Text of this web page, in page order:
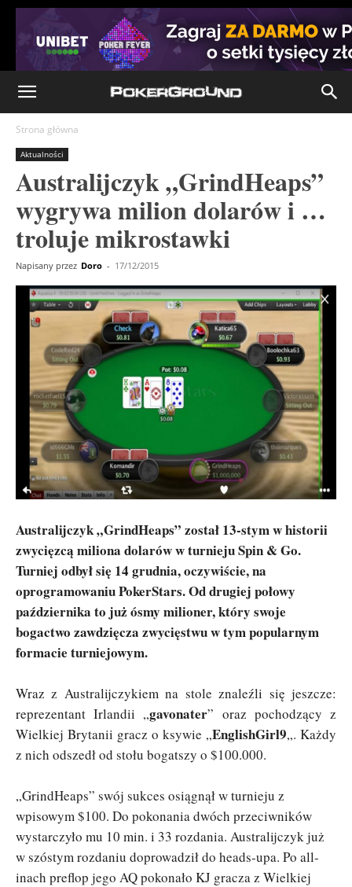
Strona główna
Aktualności
Australijczyk „GrindHeaps”
wygrywa milion dolarów i …
troluje mikrostawki
Napisany przez Doro - 17/12/2015
Australijczyk „GrindHeaps” został 13-stym w historii
zwycięzcą miliona dolarów w turnieju Spin & Go.
Turniej odbył się 14 grudnia, oczywiście, na
oprogramowaniu PokerStars. Od drugiej połowy
października to już ósmy milioner, który swoje
bogactwo zawdzięcza zwycięstwu w tym popularnym
formacie turniejowym.
Wraz z Australijczykiem na stole znaleźli się jeszcze:
reprezentant Irlandii „gavonater” oraz pochodzący z
Wielkiej Brytanii gracz o ksywie „EnglishGirl9„. Każdy
z nich odszedł od stołu bogatszy o $100.000.
„GrindHeaps” swój sukces osiągnął w turnieju z
wpisowym $100. Do pokonania dwóch przeciwników
wystarczyło mu 10 min. i 33 rozdania. Australijczyk już
w szóstym rozdaniu doprowadził do heads-upa. Po all-
inach preflop jego AQ pokonało KJ gracza z Wielkiej